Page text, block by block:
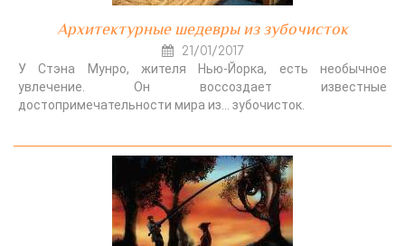
Архитектурные шедевры из зубочисток
21/01/2017
У Стэна Мунро, жителя Нью-Йорка, есть необычное
увлечение. Он воссоздает известные
достопримечательности мира из… зубочисток.